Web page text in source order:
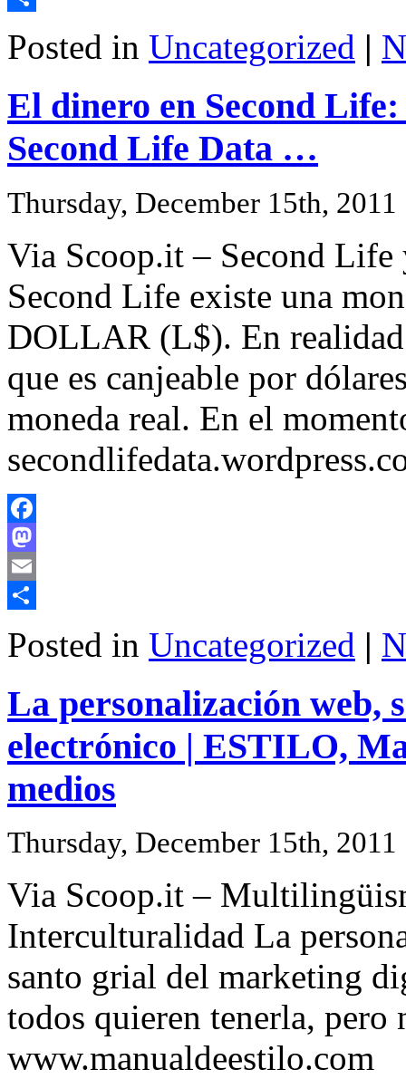
Posted in Uncategorized |
El dinero en Second
Second Life Data …
Thursday, December 15th, 2011
Via Scoop.it – Second
Second Life existe una
DOLLAR (L$). En
que es canjeable por
moneda real. En el
Facebook
Mastodon
Email
Posted in Uncategorized |
La personalización web,
electrónico | ESTILO,
medios
Thursday, December 15th, 2011
Via Scoop.it –
Interculturalidad La
santo grial del marketing
todos quieren tenerla, pero
www.manualdeestilo.com